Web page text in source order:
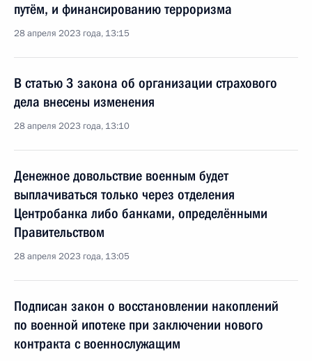
путём, и финансированию терроризма
28 апреля 2023 года, 13:15
В статью 3 закона об организации страхового
дела внесены изменения
28 апреля 2023 года, 13:10
Денежное довольствие военным будет
выплачиваться только через отделения
Центробанка либо банками, определёнными
Правительством
28 апреля 2023 года, 13:05
Подписан закон о восстановлении накоплений
по военной ипотеке при заключении нового
контракта с военнослужащим